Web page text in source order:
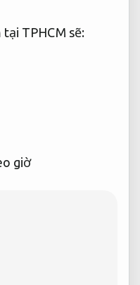
TPHCM sẽ:
giờ